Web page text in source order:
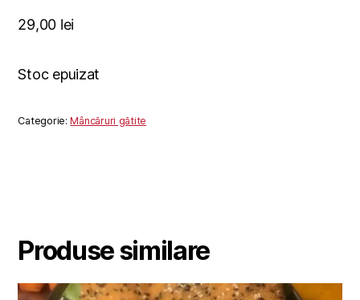
29,00 lei
Stoc epuizat
Categorie:Mâncăruri gătite
Produse similare